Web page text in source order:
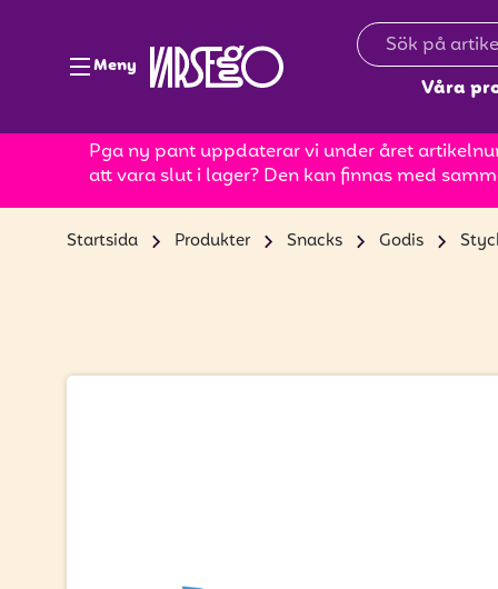
Meny
Våra
Pga ny pant uppdaterar vi under året
att vara slut i lager? Den kan finnas med
Startsida Produkter Snacks Godis